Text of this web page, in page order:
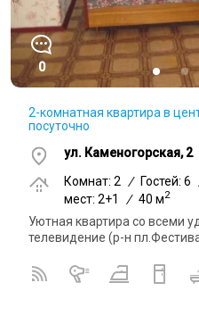
0
2-комнатная квартира в
посуточно
ул. Каменогорская, 2
Комнат: 2
/ Гостей: 6
мест: 2+1
/ 40 м2
Уютная квартира со всеми
телевидение (р-н